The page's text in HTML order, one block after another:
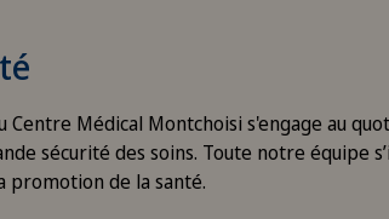
Centre Médical Montchoisi s'engage au
sécurité des soins. Toute notre équipe
promotion de la santé.